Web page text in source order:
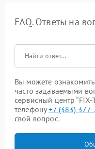
FAQ. Ответы на
Вы можете
часто задаваемыми
сервисный центр
телефону+7 (383)
свой вопрос.